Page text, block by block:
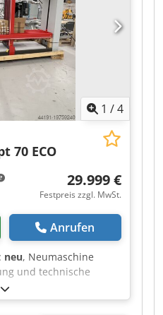
1 /4
70 ECO
29.999 €
Festpreis zzgl. MwSt.
Anrufen
neu, Neumaschine
und technische
mit:
Rahmen aus Stahl,